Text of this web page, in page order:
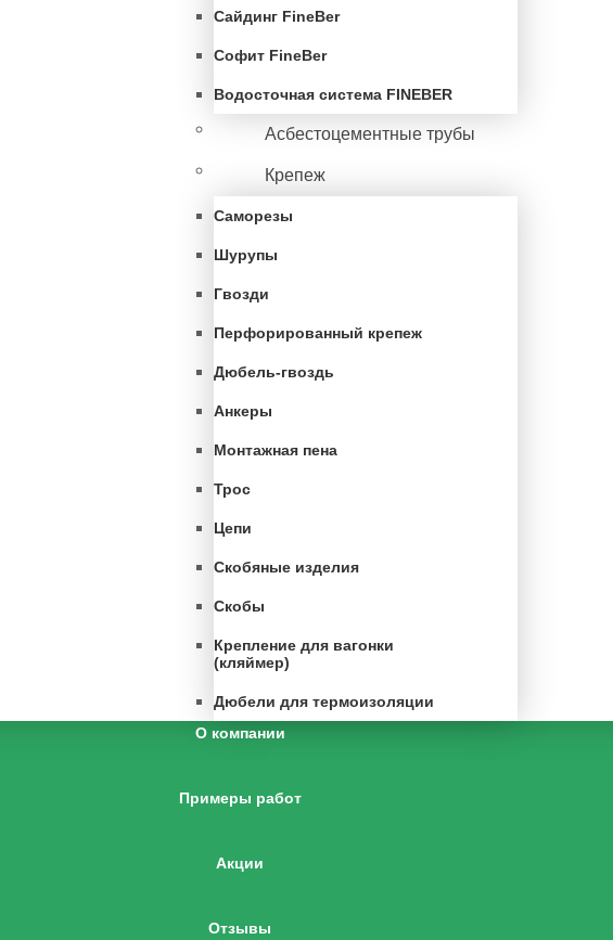
Сайдинг FineBer
Софит FineBer
Водосточная система FINEBER
Асбестоцементные трубы
Крепеж
Саморезы
Шурупы
Гвозди
Перфорированный крепеж
Дюбель-гвоздь
Анкеры
Монтажная пена
Трос
Цепи
Скобяные изделия
Скобы
Крепление для вагонки
(кляймер)
Дюбели для термоизоляции
О компании
Примеры работ
Акции
Отзывы